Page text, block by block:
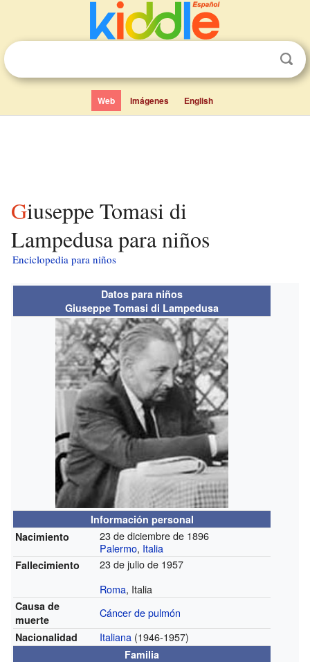
Web Imágenes English
Giuseppe Tomasi di
Lampedusa para niños
Enciclopedia para niños
Datos para niños
Giuseppe Tomasi di Lampedusa
Información personal
Nacimiento
23 de diciembre de 1896
Palermo, Italia
Fallecimiento
23 de julio de 1957
Roma, Italia
Causa de
muerte
Cáncer de pulmón
Nacionalidad Italiana (1946-1957)
Familia